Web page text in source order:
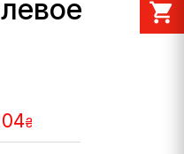
₴
shopping_cart